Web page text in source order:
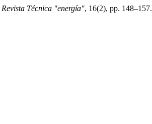
Revista Técnica "energía", 16(2), pp. 148–157.